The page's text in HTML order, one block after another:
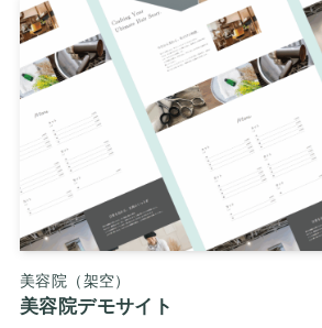
美容院（架空）
美容院デモサイト